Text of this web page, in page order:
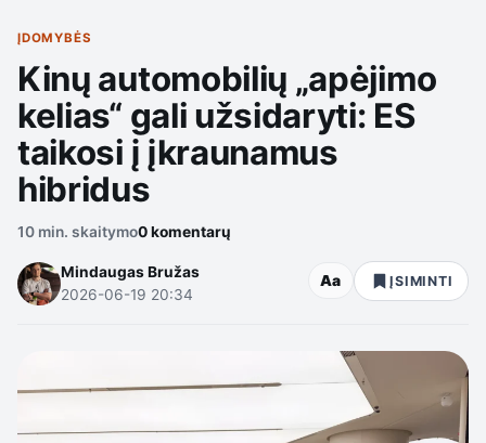
ĮDOMYBĖS
Kinų automobilių „apėjimo
kelias“ gali užsidaryti: ES
taikosi į įkraunamus
hibridus
10 min. skaitymo0 komentarų
Mindaugas Bružas
2026-06-19 20:34
Aa ĮSIMINTI